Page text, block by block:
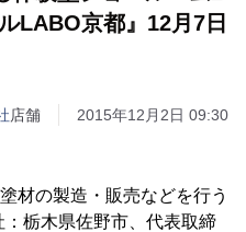
LABO京都』12月7日
店舗 2015年12月2日 09:30
材の製造・販売などを行う
栃木県佐野市、代表取締